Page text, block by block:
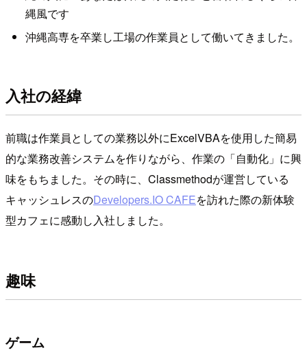
縄風です
沖縄高専を卒業し工場の作業員として働いてきました。
入社の経緯
前職は作業員としての業務以外にExcelVBAを使用した簡易
的な業務改善システムを作りながら、作業の「自動化」に興
味をもちました。その時に、Classmethodが運営している
キャッシュレスのDevelopers.IO CAFEを訪れた際の新体験
型カフェに感動し入社しました。
趣味
ゲーム